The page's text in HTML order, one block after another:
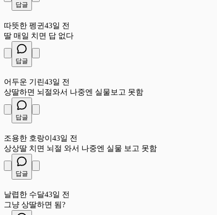
답글
따뜻한 펭귄 43일 전
딸 매일 치면 답 없다
답글
어두운 기린43일 전
상딸하면 뇌절와서 나중엔 실물보고 못함
답글
조용한 호랑이 43일 전
상상딸 치면 뇌절 와서 나중엔 실물 보고 못함
답글
날렵한 수달43일 전
그냥 상딸하면 됨?